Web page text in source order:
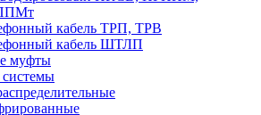
кабель ТРП, ТРВ
кабель ШТЛП
муфты